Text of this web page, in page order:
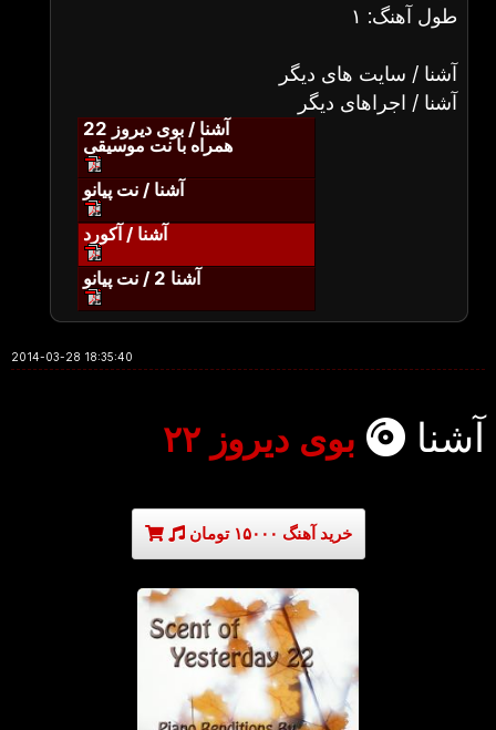
طول آهنگ: ۱
آشنا / سایت های دیگر
آشنا / اجراهای دیگر
آشنا / بوی دیروز 22
همراه با نت موسیقی
آشنا / نت پیانو
آشنا / آکورد
آشنا 2 / نت پیانو
2014-03-28 18:35:40
آشنا بوی دیروز ۲۲
خرید آهنگ ۱۵۰۰۰ تومان